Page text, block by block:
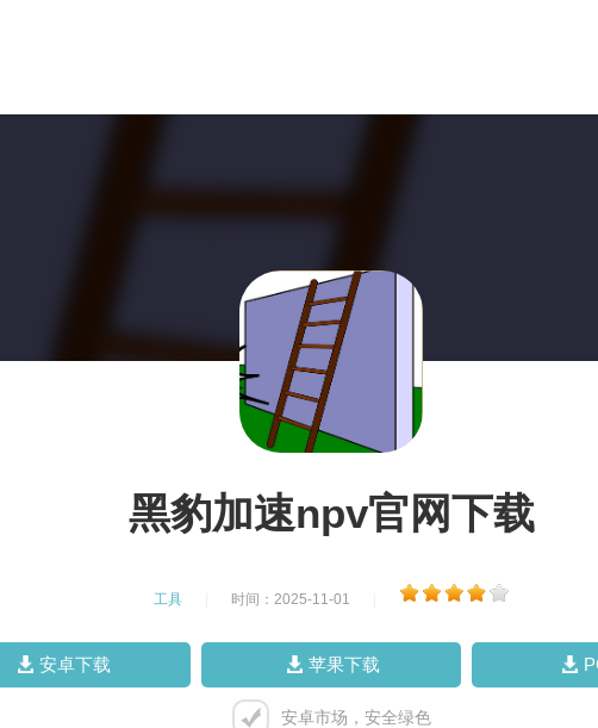
黑豹加速npv官网下载
工具 时间：2025-11-01
安卓下载 苹果下载
安卓市场，安全绿色